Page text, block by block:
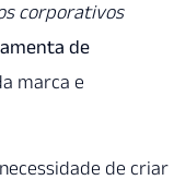
corporativos
de
marca e
de criar